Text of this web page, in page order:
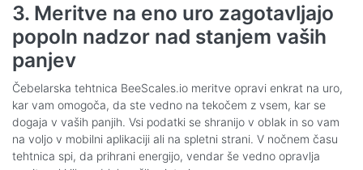
3. Meritve na eno uro zagotavljajo
popoln nadzor nad stanjem vaših
panjev
Čebelarska tehtnica BeeScales.io meritve opravi enkrat na uro,
kar vam omogoča, da ste vedno na tekočem z vsem, kar se
dogaja v vaših panjih. Vsi podatki se shranijo v oblak in so vam
na voljo v mobilni aplikaciji ali na spletni strani. V nočnem času
tehtnica spi, da prihrani energijo, vendar še vedno opravlja